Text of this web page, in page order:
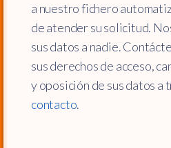
a nuestro fichero
de atender su solicitud.
sus datos a nadie.
sus derechos de acceso,
y oposición de sus datos a
contacto.